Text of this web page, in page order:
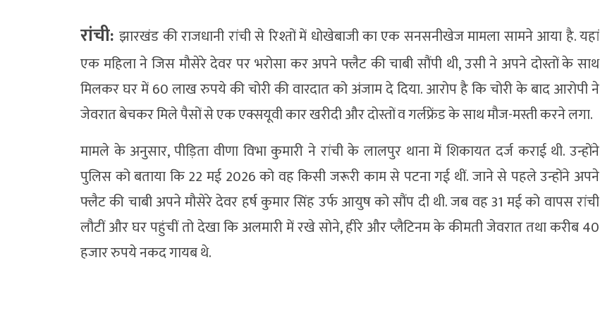
रांची:झारखंड की राजधानी रांची से रिश्तों में धोखेबाजी का एक सनसनीखेज मामला सामने आया है. यहां
एक महिला ने जिस मौसेरे देवर पर भरोसा कर अपने फ्लैट की चाबी सौंपी थी, उसी ने अपने दोस्तों के साथ
मिलकर घर में 60 लाख रुपये की चोरी की वारदात को अंजाम दे दिया. आरोप है कि चोरी के बाद आरोपी ने
जेवरात बेचकर मिले पैसों से एक एक्सयूवी कार खरीदी और दोस्तों व गर्लफ्रेंड के साथ मौज-मस्ती करने लगा.
मामले के अनुसार, पीड़िता वीणा विभा कुमारी ने रांची के लालपुर थाना में शिकायत दर्ज कराई थी. उन्होंने
पुलिस को बताया कि 22 मई 2026 को वह किसी जरूरी काम से पटना गई थीं. जाने से पहले उन्होंने अपने
फ्लैट की चाबी अपने मौसेरे देवर हर्ष कुमार सिंह उर्फ आयुष को सौंप दी थी. जब वह 31 मई को वापस रांची
लौटीं और घर पहुंचीं तो देखा कि अलमारी में रखे सोने, हीरे और प्लैटिनम के कीमती जेवरात तथा करीब 40
हजार रुपये नकद गायब थे.